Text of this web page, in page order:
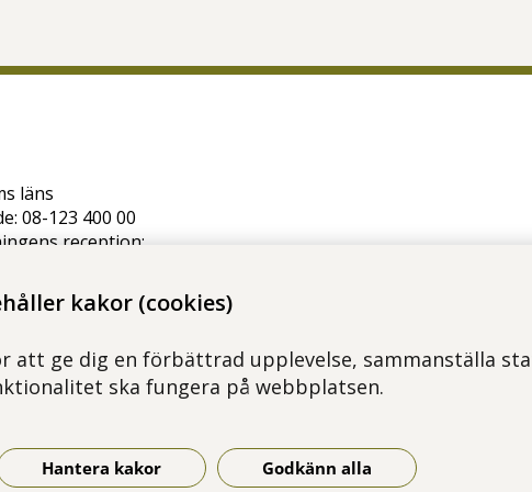
kakor (cookies)
att ge dig en förbättrad upplevelse, sammanställa
ska fungera på webbplatsen.
Hantera kakor Godkänn alla
läns
08-123 400 00
reception: